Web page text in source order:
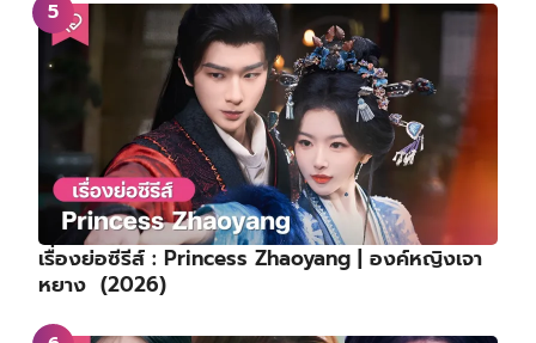
เรื่องย่อซีรีส์ : Princess Zhaoyang | องค์หญิงเจา
หยาง (2026)